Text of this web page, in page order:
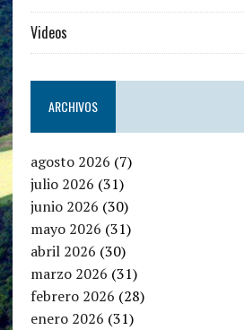
Videos
ARCHIVOS
agosto 2026 (7)
julio 2026 (31)
junio 2026 (30)
mayo 2026 (31)
abril 2026 (30)
marzo 2026 (31)
febrero 2026 (28)
enero 2026 (31)